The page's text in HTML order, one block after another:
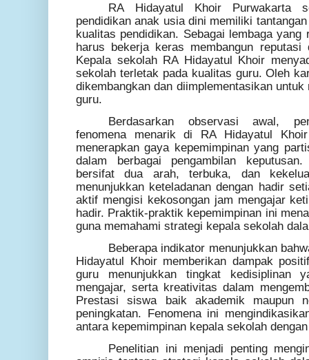
RA Hidayatul Khoir Purwakarta
pendidikan anak usia dini memiliki
kualitas pendidikan. Sebagai lembaga
harus bekerja keras membangun reputasi
Kepala sekolah RA Hidayatul Khoir
sekolah terletak pada kualitas guru. Oleh
dikembangkan dan diimplementasikan
guru.
Berdasarkan observasi awal,
fenomena menarik di RA Hidayatul
menerapkan gaya kepemimpinan yang
dalam berbagai pengambilan
bersifat dua arah, terbuka, dan
menunjukkan keteladanan dengan hadir
aktif mengisi kekosongan jam mengajar
hadir. Praktik-praktik kepemimpinan ini
guna memahami strategi kepala sekolah
Beberapa indikator menunjukkan
Hidayatul Khoir memberikan dampak
guru menunjukkan tingkat kedisiplinan
mengajar, serta kreativitas dalam
Prestasi siswa baik akademik maupun
peningkatan. Fenomena ini
antara kepemimpinan kepala sekolah
Penelitian ini menjadi penting